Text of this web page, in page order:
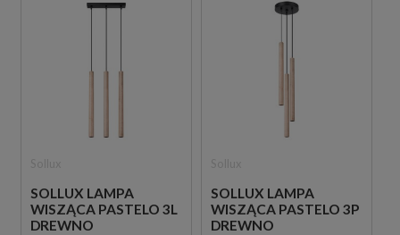
SOLLUX LAMPA
WISZĄCA PASTELO 3L
DREWNO
SOLLUX LAMPA
WISZĄCA PASTELO 3P
DREWNO